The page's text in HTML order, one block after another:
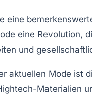
eine
eine Revolution,
und
aktuellen Mode ist
Materialien